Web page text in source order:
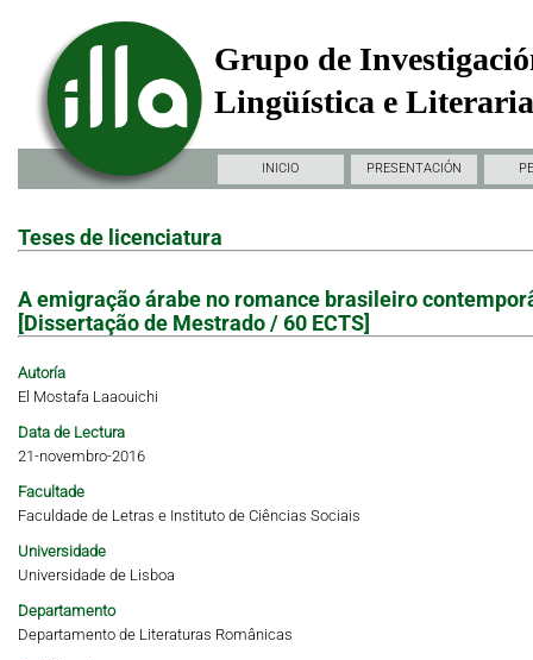
Grupo de
Lingüística e
INICIO PRESENTACIÓN
Teses de licenciatura
A emigração árabe no romance brasileiro
[Dissertação de Mestrado / 60 ECTS]
Autoría
El Mostafa Laaouichi
Data de Lectura
21-novembro-2016
Facultade
Faculdade de Letras e Instituto de Ciências Sociais
Universidade
Universidade de Lisboa
Departamento
Departamento de Literaturas Românicas